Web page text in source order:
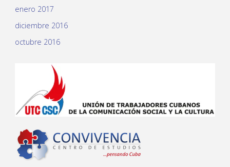
enero 2017
diciembre 2016
octubre 2016